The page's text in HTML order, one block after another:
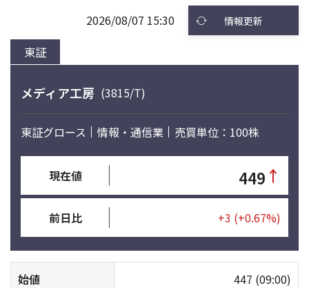
東証
2026/08/07 15:30 情報更新
メディア工房 (3815/T)
東証グロース 情報・通信業 売買単位：100株
現在値 449 ↑
前日比 +3 (+0.67%)
始値 447 (09:00)